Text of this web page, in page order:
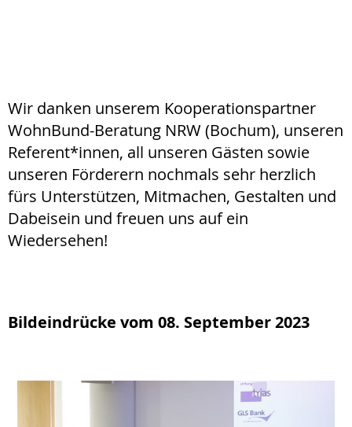
Wir danken unserem Kooperationspartner
WohnBund-Beratung NRW (Bochum), unseren
Referent*innen, all unseren Gästen sowie
unseren Förderern nochmals sehr herzlich
fürs Unterstützen, Mitmachen, Gestalten und
Dabeisein und freuen uns auf ein
Wiedersehen!
Bildeindrücke vom 08. September 2023